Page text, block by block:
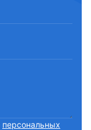
персональных